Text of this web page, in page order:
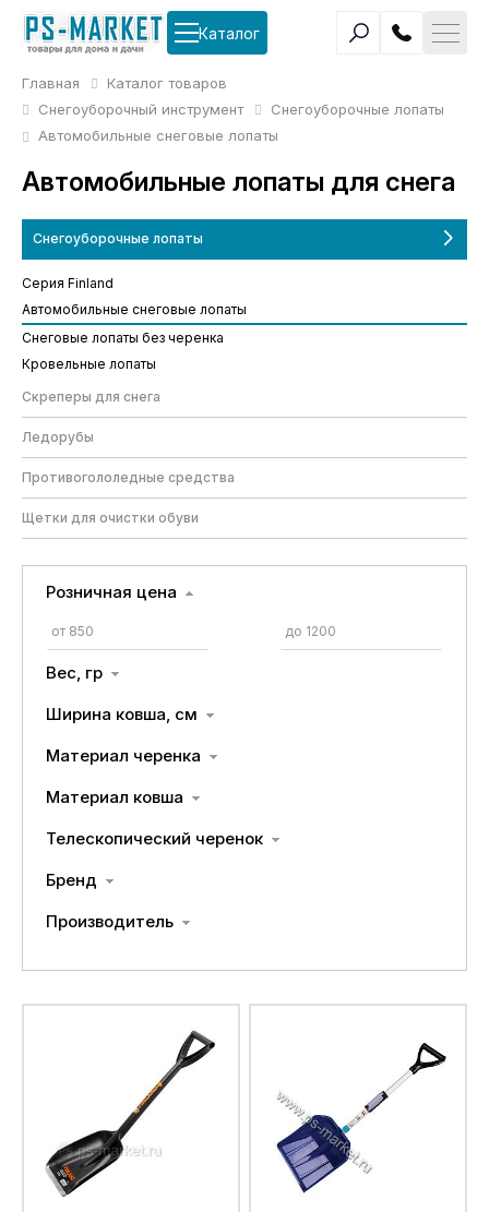
Каталог
Главная
Каталог товаров
Снегоуборочный инструмент
Снегоуборочные лопаты
Автомобильные снеговые лопаты
Автомобильные лопаты для снега
Серия Finland
Автомобильные снеговые лопаты
Снеговые лопаты без черенка
Кровельные лопаты
Снегоуборочные лопаты
Скреперы для снега
Ледорубы
Противогололедные средства
Щетки для очистки обуви
Розничная цена
Вес, гр
Ширина ковша, см
Материал черенка
Материал ковша
Телескопический черенок
Бренд
Производитель